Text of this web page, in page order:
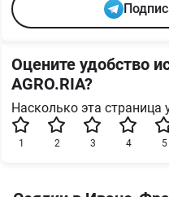
Оцените удобство
AGRO.RIA?
Насколько эта страница
5
4
3
2
1